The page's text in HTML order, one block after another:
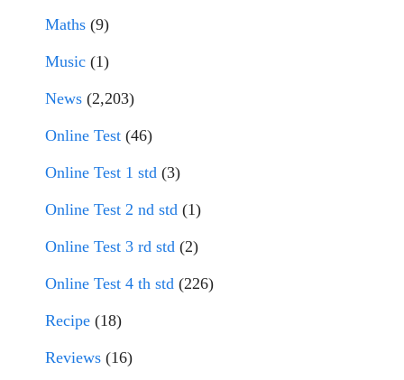
Maths (9)
Music (1)
News (2,203)
Online Test (46)
Online Test 1 std (3)
Online Test 2 nd std (1)
Online Test 3 rd std (2)
Online Test 4 th std (226)
Recipe (18)
Reviews (16)